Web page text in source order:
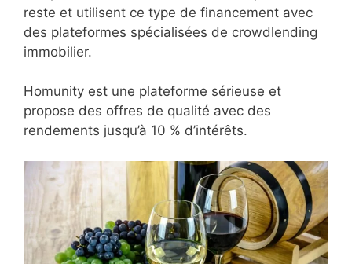
reste et utilisent ce type de financement avec
des plateformes spécialisées de crowdlending
immobilier.
Homunity est une plateforme sérieuse et
propose des offres de qualité avec des
rendements jusqu’à 10 % d’intérêts.